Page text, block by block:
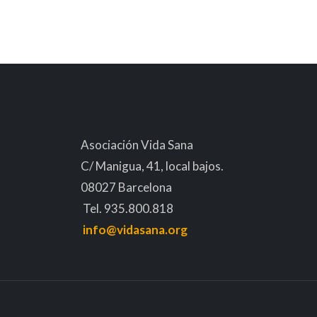
Asociación Vida Sana
C/ Manigua, 41, local bajos.
08027 Barcelona
Tel. 935.800.818
info@vidasana.org